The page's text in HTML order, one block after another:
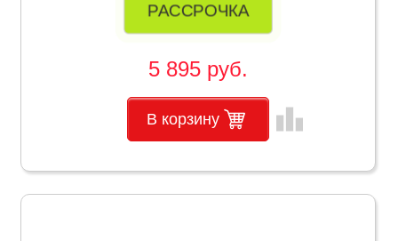
РАССРОЧКА
5 895 руб.
В корзину leaderboard